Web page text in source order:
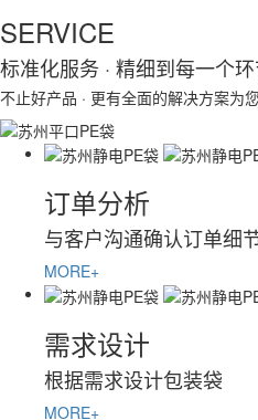
SERVICE
标准化服务 · 精细到每一个
不止好产品 · 更有全面的解决方案为
订单分析
与客户沟通确认订单细
MORE+
需求设计
根据需求设计包装袋
MORE+